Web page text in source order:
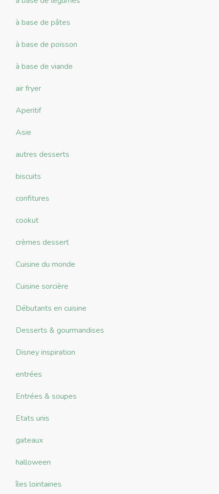
à base de pâtes
à base de poisson
à base de viande
air fryer
Aperitif
Asie
autres desserts
biscuits
confitures
cookut
crèmes dessert
Cuisine du monde
Cuisine sorcière
Débutants en cuisine
Desserts & gourmandises
Disney inspiration
entrées
Entrées & soupes
Etats unis
gateaux
halloween
îles lointaines